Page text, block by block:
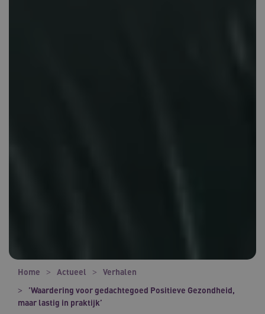
Home Actueel
Verhalen
’Waardering voor gedachtegoed Positieve Gezondheid,
maar lastig in praktijk’